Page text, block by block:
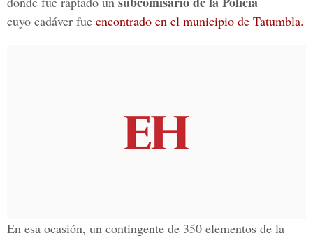
cuyo cadáver fue encontrado en el municipio de Tatumbla.
En esa ocasión, un contingente de 350 elementos de la